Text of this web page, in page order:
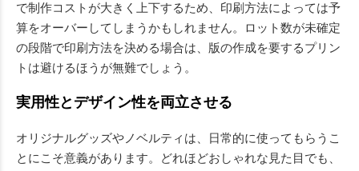
で制作コストが大きく上下するため、印刷方法によっては予
算をオーバーしてしまうかもしれません。ロット数が未確定
の段階で印刷方法を決める場合は、版の作成を要するプリン
トは避けるほうが無難でしょう。
実用性とデザイン性を両立させる
オリジナルグッズやノベルティは、日常的に使ってもらうこ
とにこそ意義があります。どれほどおしゃれな見た目でも、